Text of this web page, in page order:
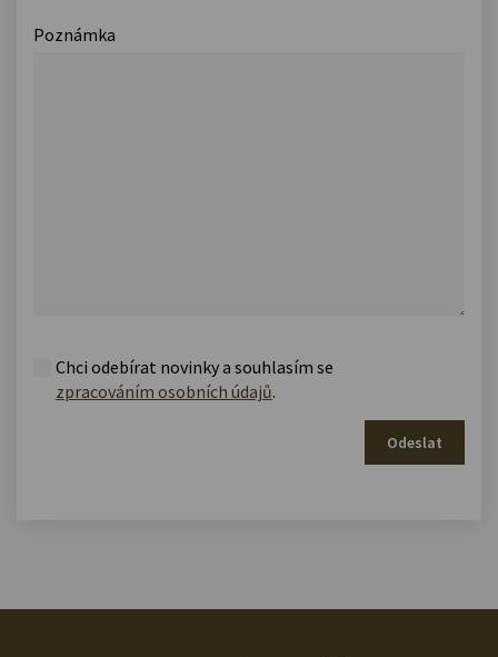
Poznámka
Chci odebírat novinky a souhlasím se
zpracováním osobních údajů.
Odeslat